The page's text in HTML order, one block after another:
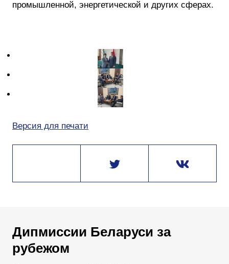
промышленной, энергетической и других сферах.
Версия для печати
Дипмиссии Беларуси за
рубежом